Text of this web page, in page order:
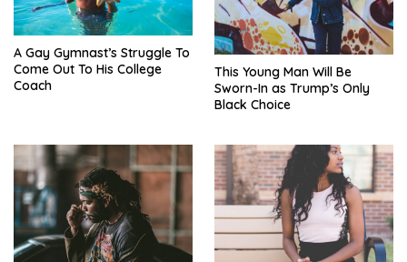
A Gay Gymnast’s Struggle To
Come Out To His College
Coach
This Young Man Will Be
Sworn-In as Trump’s Only
Black Choice